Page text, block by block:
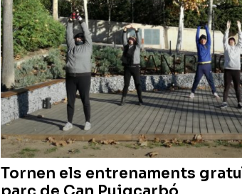
Tornen els entrenaments